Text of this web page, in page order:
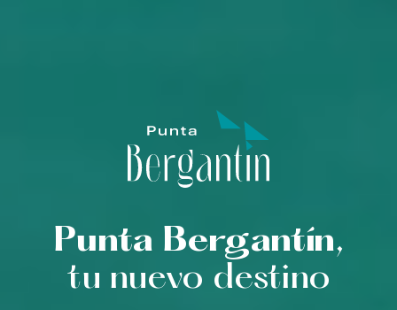
Punta Bergantín,
tu nuevo destino